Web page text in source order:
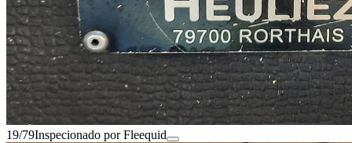
19/79Inspecionado por Fleequid